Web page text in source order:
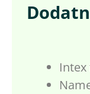
Intex